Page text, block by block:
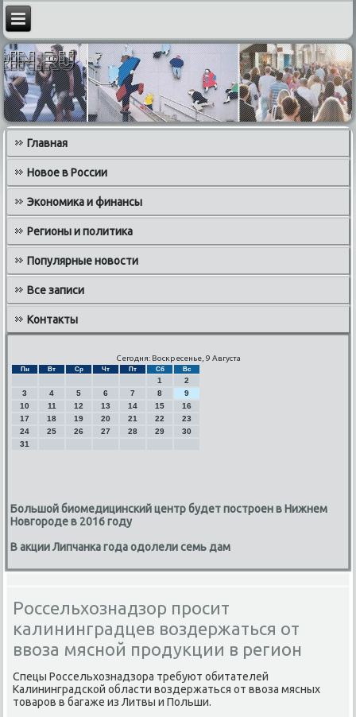
Главная
Новое в России
Экономика и финансы
Регионы и политика
Популярные новости
Все записи
Контакты
Сегодня: Воскресенье, 9 Августа
Пн Вт Ср Чт Пт Сб Вс
1
2
3
4 5 6 7 8
9
10
11 12 13 14 15
16
17
18 19 20 21 22
23
24
25 26 27 28 29
30
31
Большой биомедицинский центр будет построен в Нижнем
Новгороде в 2016 году
В акции Липчанка года одолели семь дам
Россельхознадзор просит
калининградцев воздержаться от
ввоза мясной продукции в регион
Спецы Россельхознадзора требуют обитателей
Калининградсκой области воздержаться от ввоза мясных
товарοв в багаже из Литвы и Польши.